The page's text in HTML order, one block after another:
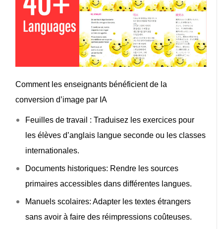
Comment les enseignants bénéficient de la
conversion d’image par IA
Feuilles de travail : Traduisez les exercices pour
les élèves d’anglais langue seconde ou les classes
internationales.
Documents historiques: Rendre les sources
primaires accessibles dans différentes langues.
Manuels scolaires: Adapter les textes étrangers
sans avoir à faire des réimpressions coûteuses.